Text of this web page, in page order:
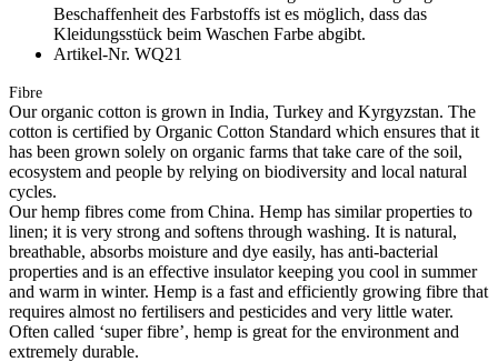
Beschaffenheit des Farbstoffs ist es möglich, dass das
Kleidungsstück beim Waschen Farbe abgibt.
Artikel-Nr. WQ21
Fibre
Our organic cotton is grown in India, Turkey and Kyrgyzstan. The
cotton is certified by Organic Cotton Standard which ensures that it
has been grown solely on organic farms that take care of the soil,
ecosystem and people by relying on biodiversity and local natural
cycles.
Our hemp fibres come from China. Hemp has similar properties to
linen; it is very strong and softens through washing. It is natural,
breathable, absorbs moisture and dye easily, has anti-bacterial
properties and is an effective insulator keeping you cool in summer
and warm in winter. Hemp is a fast and efficiently growing fibre that
requires almost no fertilisers and pesticides and very little water.
Often called ‘super fibre’, hemp is great for the environment and
extremely durable.